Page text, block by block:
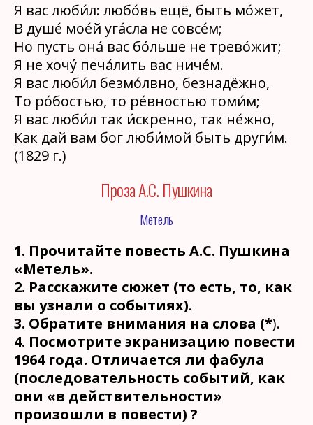
Я вас люби́л: любо́вь ещё, быть мо́жет,
В душе́ мое́й уга́сла не совсе́м;
Но пусть она́ вас бо́льше не трево́жит;
Я не хочу́ печа́лить вас ниче́м.
Я вас люби́л безмо́лвно, безнадёжно,
То ро́бостью, то ре́вностью томи́м;
Я вас люби́л так и́скренно, так не́жно,
Как дай вам бог люби́мой быть други́м.
(1829 г.)
Проза А.С. Пушкина
Метель
1. Прочитайте повесть А.С. Пушкина
«Метель».
2. Расскажите сюжет (то есть, то, как
вы узнали о событиях).
3. Обратите внимания на слова (*).
4. Посмотрите экранизацию повести
1964 года. Отличается ли фабула
(последовательность событий, как
они «в действительности»
произошли в повести) ?